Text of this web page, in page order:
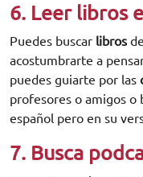
6. Leer libros
Puedes buscar libros
acostumbrarte a
puedes guiarte por las
profesores o amigos o
español pero en su
7. Busca